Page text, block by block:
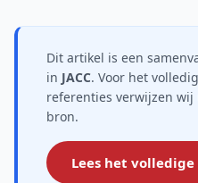
Dit artikel is een
in JACC. Voor het
referenties verwijzen
bron.
Lees het